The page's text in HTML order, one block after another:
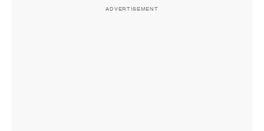
ADVERTISEMENT